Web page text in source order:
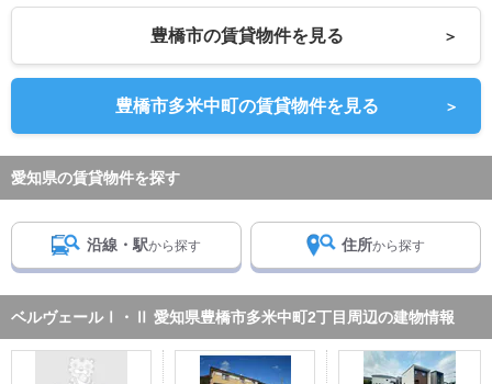
豊橋市の賃貸物件を見る ＞
豊橋市多米中町の賃貸物件を見る ＞
愛知県の賃貸物件を探す
沿線・駅から探す 住所から探す
ベルヴェールⅠ・Ⅱ 愛知県豊橋市多米中町2丁目周辺の建物情報